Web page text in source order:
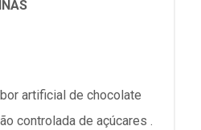
artificial de chocolate
controlada de açúcares .